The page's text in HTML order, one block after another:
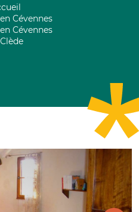
Cévennes
Cévennes